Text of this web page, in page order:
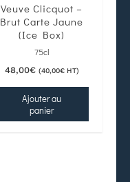
Veuve Clicquot –
Brut Carte Jaune
(Ice Box)
75cl
48,00€ (40,00€HT)
Ajouter au
panier